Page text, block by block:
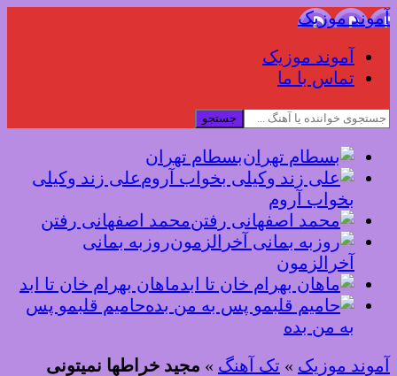
آموند موزیک
آموند موزیک
تماس با ما
جستجو
بسطام تهران
علی زند وکیلی
بخواب آروم
محمد اصفهانی رفتن
روزبه بمانی
آخرالزمون
ماهان بهرام خان تا ابد
حامیم قلبمو پس
به من بده
آموند موزیک » تک آهنگ » مجید خراطها نمیتونی